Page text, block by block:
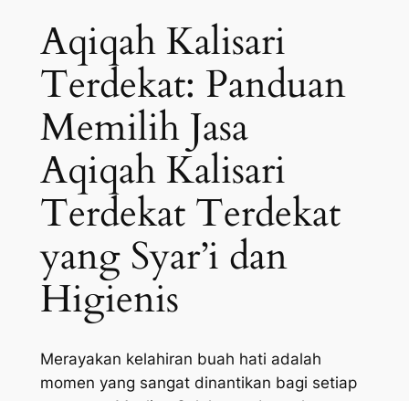
Aqiqah Kalisari
Terdekat: Panduan
Memilih Jasa
Aqiqah Kalisari
Terdekat Terdekat
yang Syar’i dan
Higienis
Merayakan kelahiran buah hati adalah
momen yang sangat dinantikan bagi setiap